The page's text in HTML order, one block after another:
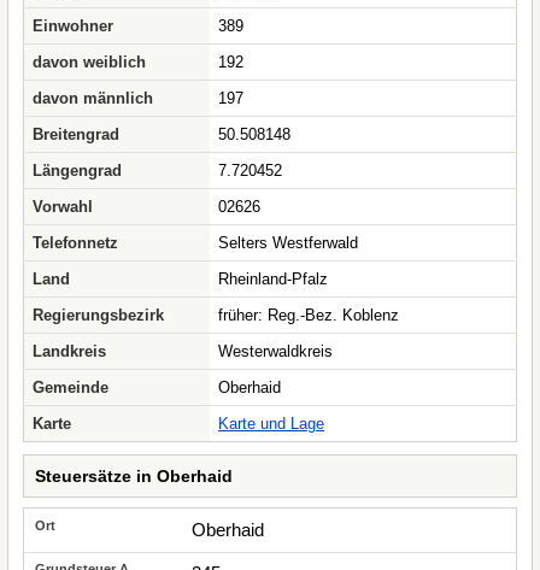
Einwohner
389
davon weiblich
192
davon männlich
197
Breitengrad
50.508148
Längengrad
7.720452
Vorwahl
02626
Telefonnetz
Selters Westferwald
Land
Rheinland-Pfalz
Regierungsbezirk
früher: Reg.-Bez. Koblenz
Landkreis
Westerwaldkreis
Gemeinde
Oberhaid
Karte
Karte und Lage
Steuersätze in Oberhaid
Oberhaid